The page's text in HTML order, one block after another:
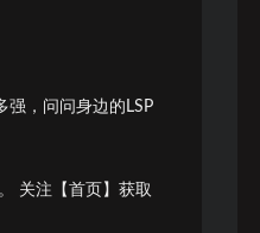
强，问问身边的LSP
关注【首页】获取